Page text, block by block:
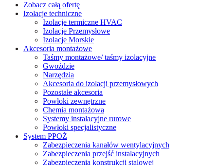
Zobacz całą ofertę
Izolacje techniczne
Izolacje termiczne HVAC
Izolacje Przemysłowe
Izolacje Morskie
Akcesoria montażowe
Taśmy montażowe/ taśmy izolacyjne
Gwoździe
Narzędzia
Akcesoria do izolacji przemysłowych
Pozostałe akcesoria
Powłoki zewnętrzne
Chemia montażowa
Systemy instalacyjne rurowe
Powłoki specjalistyczne
System PPOŻ
Zabezpieczenia kanałów wentylacyjnych
Zabezpieczenia przejść instalacyjnych
Zabezpieczenia konstrukcji stalowej